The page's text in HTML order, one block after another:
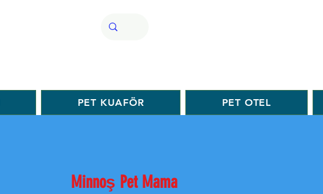
PET KUAFÖR PET OTEL
Minnoş Pet Mama